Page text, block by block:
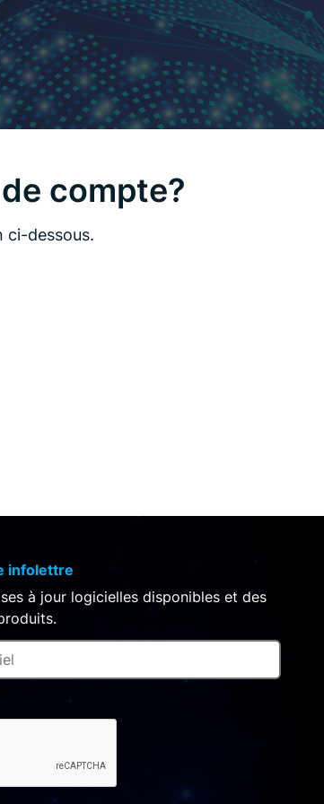
compte?
ci-dessous.
infolettre
à jour logicielles disponibles et des